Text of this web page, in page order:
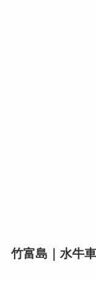
竹富島｜水牛